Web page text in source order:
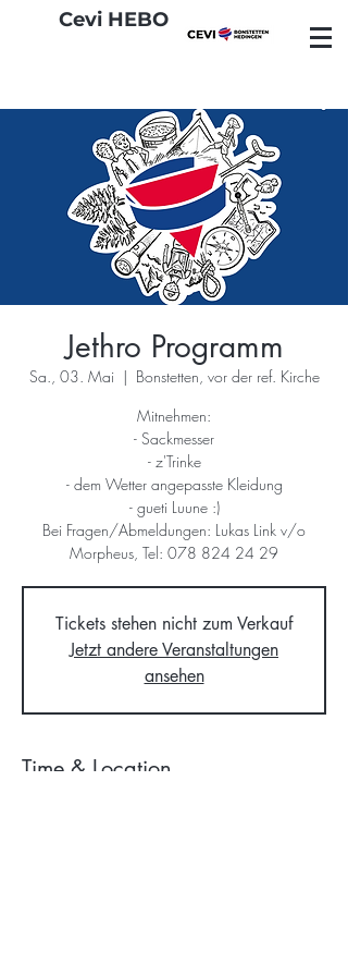
Cevi HEBO
Jethro Programm
Sa., 03. Mai
  |
Bonstetten, vor der ref. Kirche
Mitnehmen:
- Sackmesser
- z'Trinke
- dem Wetter angepasste Kleidung
- gueti Luune :)
Bei Fragen/Abmeldungen: Lukas Link v/o
Tickets stehen nicht zum Verkauf
Jetzt andere Veranstaltungen
ansehen
Time & Location